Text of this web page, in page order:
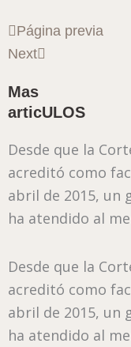
Ant
Página previa
Next
Siguiente
Mas
articULOS
Desde que la
acreditó como
abril de 2015, un
ha atendido al
Desde que la
acreditó como
abril de 2015, un
ha atendido al